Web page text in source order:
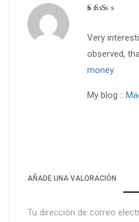
Valorado
2
de
5
Very
observed,
money
My blog ::
AÑADE UNA VALORACIÓN
Tu dirección de correo